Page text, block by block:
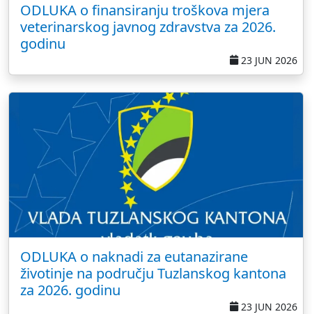
ODLUKA o finansiranju troškova mjera
veterinarskog javnog zdravstva za 2026.
godinu
23 JUN 2026
ODLUKA o naknadi za eutanazirane
životinje na području Tuzlanskog kantona
za 2026. godinu
23 JUN 2026